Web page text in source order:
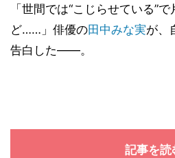
「世間では“こじらせている”
ど……」俳優の田中みな実が、
告白した――。
記事を読